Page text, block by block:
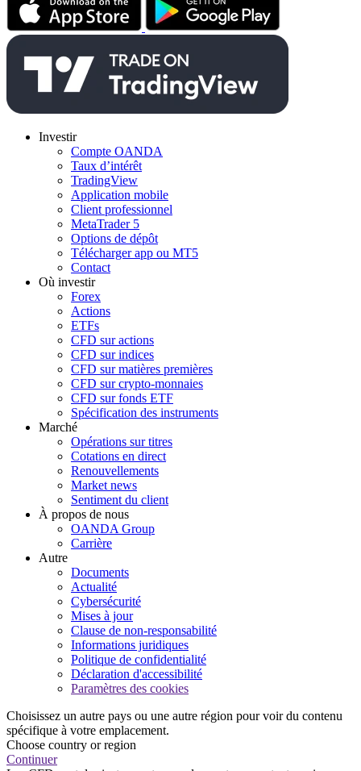
Investir
Compte OANDA
Taux d’intérêt
TradingView
Application mobile
Client professionnel
MetaTrader 5
Options de dépôt
Télécharger app ou MT5
Contact
Où investir
Forex
Actions
ETFs
CFD sur actions
CFD sur indices
CFD sur matières premières
CFD sur crypto-monnaies
CFD sur fonds ETF
Spécification des instruments
Marché
Opérations sur titres
Cotations en direct
Renouvellements
Market news
Sentiment du client
À propos de nous
OANDA Group
Carrière
Autre
Documents
Actualité
Cybersécurité
Mises à jour
Clause de non-responsabilité
Informations juridiques
Politique de confidentialité
Déclaration d'accessibilité
Paramètres des cookies
Choisissez un autre pays ou une autre région pour voir du contenu
spécifique à votre emplacement.
Choose country or region
Continuer